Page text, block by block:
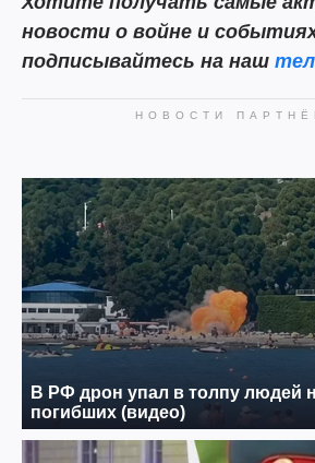
новости о войне и
подписывайтесь на наш